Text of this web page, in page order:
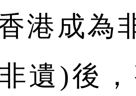
港成為
遺)後